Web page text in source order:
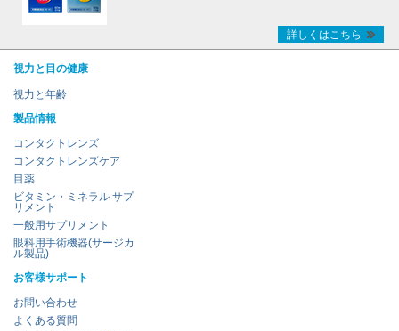
詳しくはこちら
視力と目の健康
視力と年齢
製品情報
コンタクトレンズ
コンタクトレンズケア
目薬
ビタミン・ミネラル サプ
リメント
一般用サプリメント
眼科用手術機器(サージカ
ル製品)
お客様サポート
お問い合わせ
よくある質問